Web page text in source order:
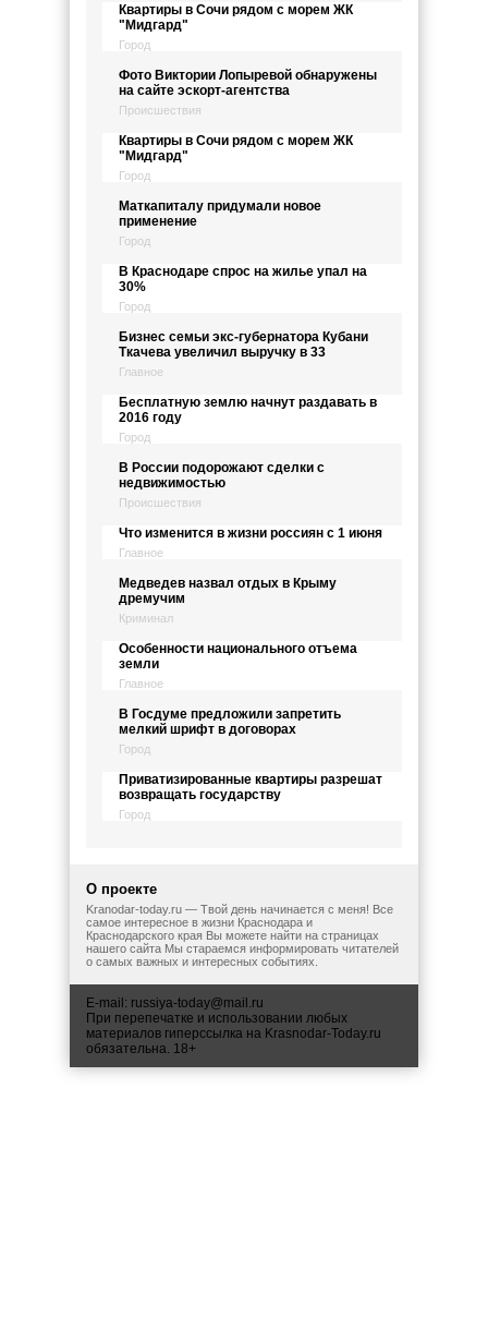
Квартиры в Сочи рядом с морем ЖК
"Мидгард"
Город
Фото Виктории Лопыревой обнаружены
на сайте эскорт-агентства
Происшествия
Квартиры в Сочи рядом с морем ЖК
"Мидгард"
Город
Маткапиталу придумали новое
применение
Город
В Краснодаре спрос на жилье упал на
30%
Город
Бизнес семьи экс-губернатора Кубани
Ткачева увеличил выручку в 33
Главное
Бесплатную землю начнут раздавать в
2016 году
Город
В России подорожают сделки с
недвижимостью
Происшествия
Что изменится в жизни россиян с 1 июня
Главное
Медведев назвал отдых в Крыму
дремучим
Криминал
Особенности национального отъема
земли
Главное
В Госдуме предложили запретить
мелкий шрифт в договорах
Город
Приватизированные квартиры разрешат
возвращать государству
Город
О проекте
Kranodar-today.ru — Твой день начинается с меня! Все
самое интересное в жизни Краснодара и
Краснодарского края Вы можете найти на страницах
нашего сайта Мы стараемся информировать читателей
о самых важных и интересных событиях.
E-mail: russiya-today@mail.ru
При перепечатке и использовании любых
материалов гиперссылка на Krasnodar-Today.ru
обязательна. 18+